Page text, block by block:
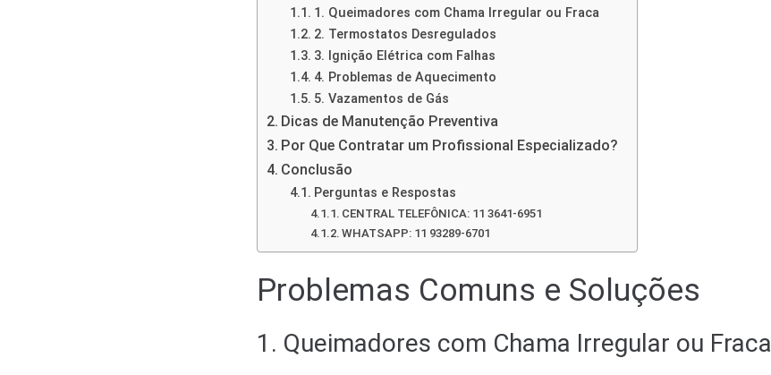
1. Queimadores com Chama Irregular ou Fraca
2. Termostatos Desregulados
3. Ignição Elétrica com Falhas
4. Problemas de Aquecimento
5. Vazamentos de Gás
Dicas de Manutenção Preventiva
Por Que Contratar um Profissional Especializado?
Conclusão
Perguntas e Respostas
CENTRAL TELEFÔNICA: 11 3641-6951
WHATSAPP: 11 93289-6701
Problemas Comuns e Soluções
1. Queimadores com Chama Irregular ou Fraca